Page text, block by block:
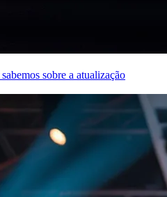
sobre a atualização